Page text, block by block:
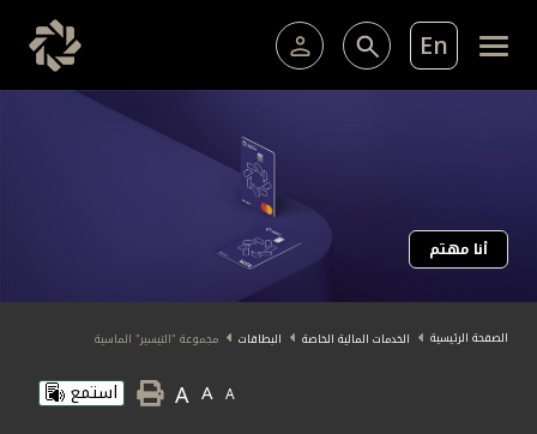
En
الخدمات المصرفية الإلكترونية للأفراد
الخدمات المصرفية الإلكترونية للشركات
خدمة "بيتك" للتداول الإلكتروني
الخدمات المالية
عضوية الخدمات المالية الخاصة
البطاقات
أنا مهتم
الصفحة الرئيسية الخدمات المالية الخاصة البطاقات مجموعة "التيسير" الماسية
A
A
A استمع